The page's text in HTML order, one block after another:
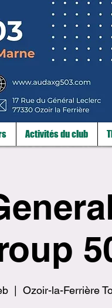
Activités du club
Ozoir-la-Ferrière